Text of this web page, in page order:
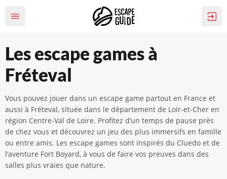
Les escape games à
Fréteval
Vous pouvez jouer dans un escape game partout en France et
aussi à Fréteval, située dans le département de Loir-et-Cher en
région Centre-Val de Loire. Profitez d’un temps de pause près
de chez vous et découvrez un jeu des plus immersifs en famille
ou entre amis. Les escape games sont inspirés du Cluedo et de
l’aventure Fort Boyard, à vous de faire vos preuves dans des
salles plus vraies que nature.